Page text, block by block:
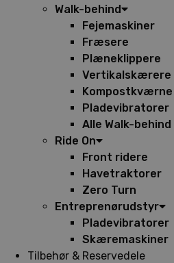
Walk-behind
Fejemaskiner
Fræsere
Plæneklippere
Vertikalskærere
Kompostkværne
Pladevibratorer
Alle Walk-behind
Ride On
Front ridere
Havetraktorer
Zero Turn
Entreprenørudstyr
Pladevibratorer
Skæremaskiner
Tilbehør & Reservedele